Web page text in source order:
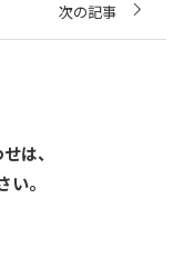
次の記事
は、
。